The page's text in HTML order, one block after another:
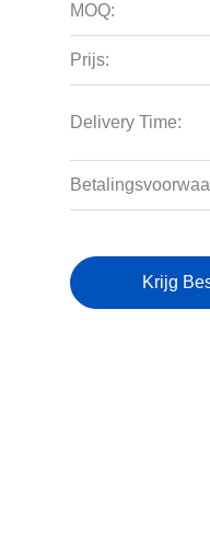
MOQ:
Prijs:
Delivery Time:
Krijg